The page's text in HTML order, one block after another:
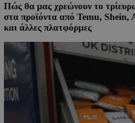
Πώς θα μας χρεώνουν το
στα προϊόντα από Temu, Shein,
και άλλες πλατφόρμες